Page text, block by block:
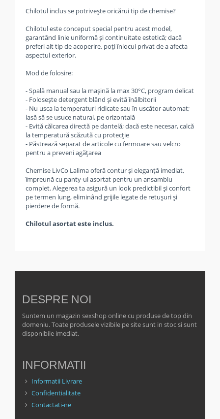
Chilotul inclus se potrivește oricărui tip de chemise?
Chilotul este conceput special pentru acest model,
garantând linie uniformă și continuitate estetică; dacă
preferi alt tip de acoperire, poți înlocui privat de a afecta
aspectul exterior.
Mod de folosire:
- Spală manual sau la mașină la max 30°C, program delicat
- Folosește detergent blând și evită înălbitorii
- Nu usca la temperaturi ridicate sau în uscător automat;
lasă să se usuce natural, pe orizontală
- Evită călcarea directă pe dantelă; dacă este necesar, calcă
la temperatură scăzută cu protecție
- Păstrează separat de articole cu fermoare sau velcro
pentru a preveni agățarea
Chemise LivCo Lalima oferă contur și eleganță imediat,
împreună cu panty-ul asortat pentru un ansamblu
complet. Alegerea ta asigură un look predictibil și confort
pe termen lung, eliminând grijile legate de retușuri și
pierdere de formă.
Chilotul asortat este inclus.
DESPRE NOI
Suntem un magazin sexshop online cu produse de top din
domeniu. Toate produsele vizibile pe site sunt in stoc si sunt
disponibile imediat.
INFORMATII
Informatii Livrare
Confidentialitate
Contactati-ne